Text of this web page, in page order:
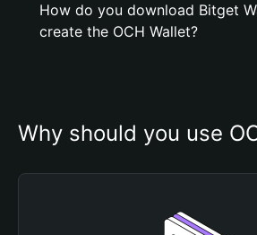
How do you download Bitget
create the OCH Wallet?
Why should you use